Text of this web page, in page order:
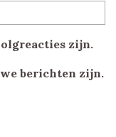
zijn.
berichten zijn.